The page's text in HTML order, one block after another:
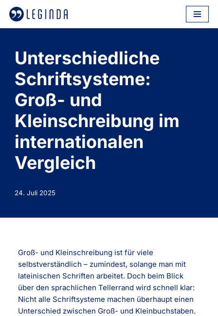
Zum
springen
Unterschiedliche
Schriftsysteme:
Groß- und
Kleinschreibung im
internationalen
Vergleich
24. Juli 2025
Groß- und Kleinschreibung ist für viele
selbstverständlich – zumindest, solange man mit
lateinischen Schriften arbeitet. Doch beim Blick
über den sprachlichen Tellerrand wird schnell klar:
Nicht alle Schriftsysteme machen überhaupt einen
Unterschied zwischen Groß- und Kleinbuchstaben.